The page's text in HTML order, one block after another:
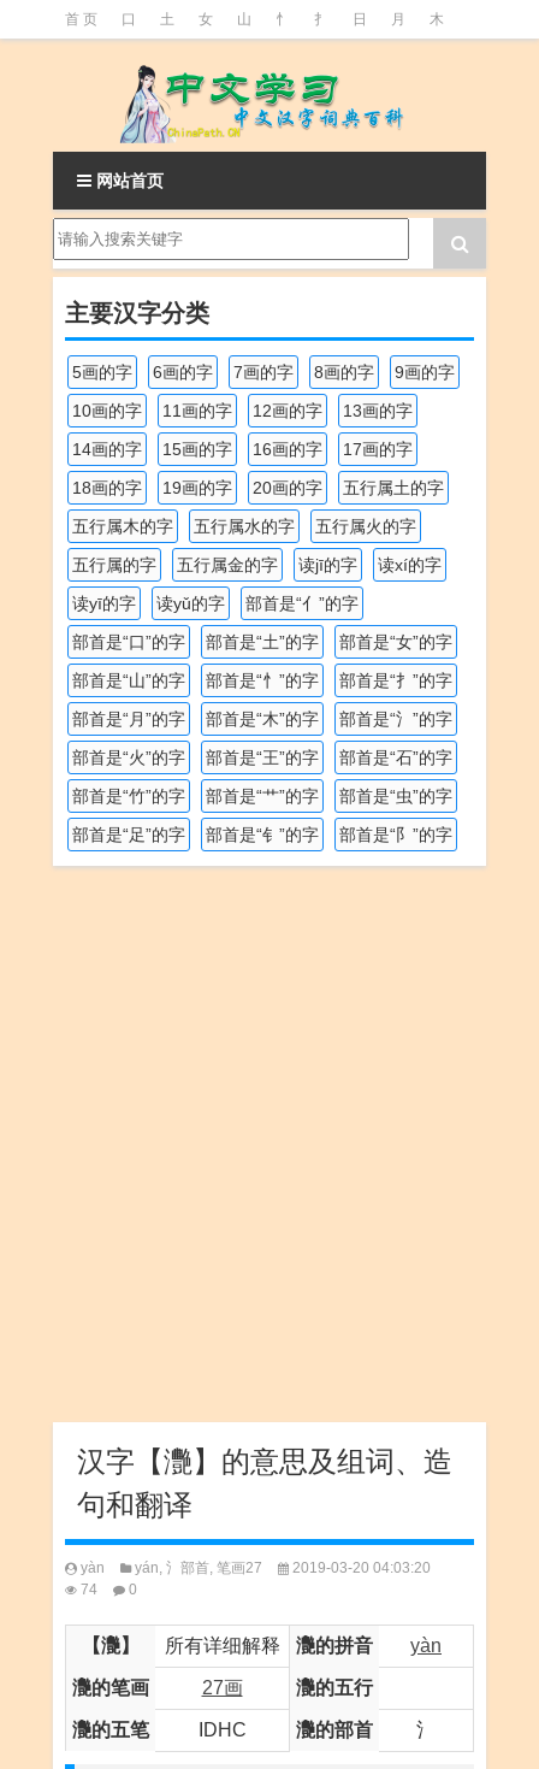
首 页 口 土 女 山 忄 扌 日 月 木
魚
网站首页
主要汉字分类
5画的字 6画的字 7画的字 8画的字
9画的字
10画的字
11画的字 12画的字
13画的字
14画的字
15画的字 16画的字
17画的字
18画的字
19画的字 20画的字
五行属土的字
五行属木的字
五行属水的字
五行属火的字
五行属的字
五行属金的字 读jī的字
读xí的字
读yī的字
读yǔ的字
部首是“亻”的字
部首是“口”的字
部首是“土”的字
部首是“女”的字
部首是“山”的字
部首是“忄”的字
部首是“扌”的字
部首是“月”的字
部首是“木”的字
部首是“氵”的字
部首是“火”的字
部首是“王”的字
部首是“石”的字
部首是“竹”的字
部首是“艹”的字
部首是“虫”的字
部首是“足”的字
部首是“钅”的字 部首是“阝”的字
汉字【灧】的意思及组词、造
句和翻译
yàn yán, 氵部首, 笔画27
2019-03-20 04:03:20
74
0
【灧】 所有详细解释 灧的拼音 yàn
灧的笔画 27画 灧的五行
灧的五笔 IDHC 灧的部首 氵